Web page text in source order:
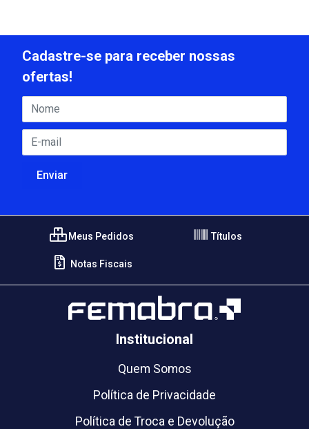
Cadastre-se para receber nossas
ofertas!
Meus Pedidos Títulos
Notas Fiscais
Institucional
Quem Somos
Política de Privacidade
Política de Troca e Devolução